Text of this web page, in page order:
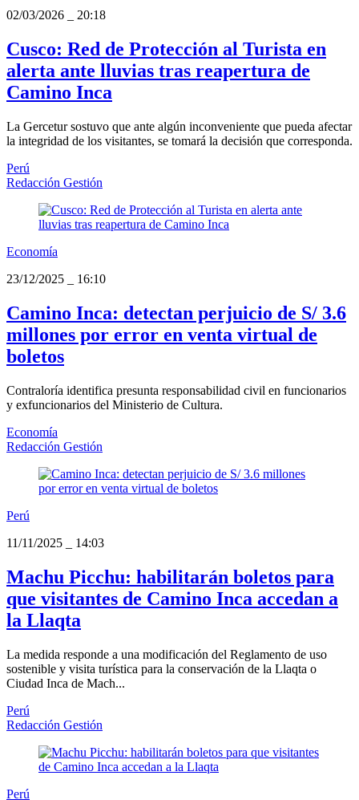
02/03/2026
20:18
Cusco: Red de Protección al Turista en
alerta ante lluvias tras reapertura de
Camino Inca
La Gercetur sostuvo que ante algún inconveniente que pueda afectar
la integridad de los visitantes, se tomará la decisión que corresponda.
Perú
Redacción Gestión
Economía
23/12/2025
16:10
Camino Inca: detectan perjuicio de S/ 3.6
millones por error en venta virtual de
boletos
Contraloría identifica presunta responsabilidad civil en funcionarios
y exfuncionarios del Ministerio de Cultura.
Economía
Redacción Gestión
Perú
11/11/2025
14:03
Machu Picchu: habilitarán boletos para
que visitantes de Camino Inca accedan a
la Llaqta
La medida responde a una modificación del Reglamento de uso
sostenible y visita turística para la conservación de la Llaqta o
Ciudad Inca de Mach...
Perú
Redacción Gestión
Perú